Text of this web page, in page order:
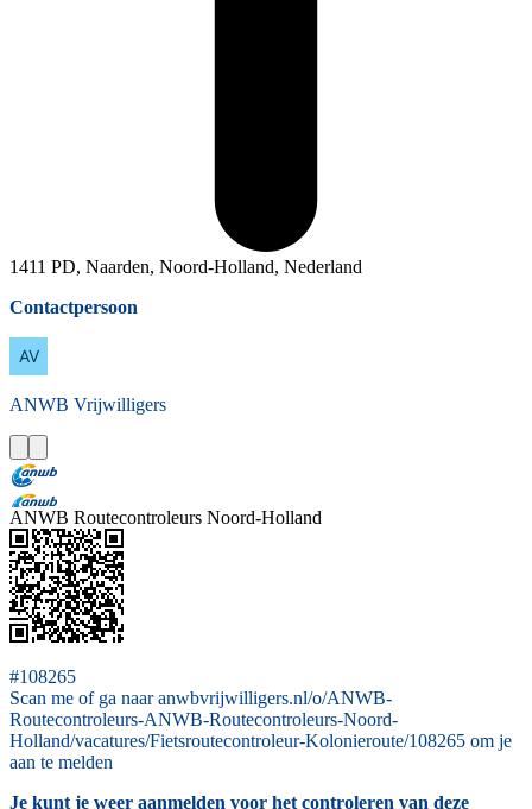
1411 PD, Naarden, Noord-Holland, Nederland
Contactpersoon
ANWB Vrijwilligers
ANWB Routecontroleurs Noord-Holland
#108265
Scan me of ga naar anwbvrijwilligers.nl/o/ANWB-
Routecontroleurs-ANWB-Routecontroleurs-Noord-
Holland/vacatures/Fietsroutecontroleur-Kolonieroute/108265 om je
aan te melden
Je kunt je weer aanmelden voor het controleren van deze